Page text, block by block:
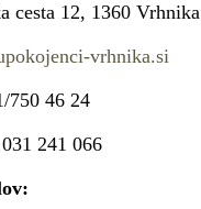
cesta 12, 1360 Vrhnika
vrhnika.si
750 46 24
241 066